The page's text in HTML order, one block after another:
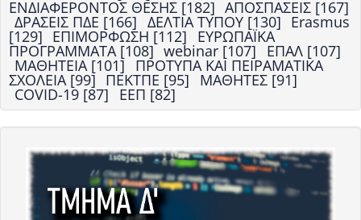
ΕΝΔΙΑΦΕΡΟΝΤΟΣ ΘΕΣΗΣ [182] ΑΠΟΣΠΑΣΕΙΣ [167]
ΔΡΑΣΕΙΣ ΠΔΕ [166] ΔΕΛΤΙΑ ΤΥΠΟΥ [130] Erasmus
[129] ΕΠΙΜΟΡΦΩΣΗ [112] ΕΥΡΩΠΑΪΚΑ
ΠΡΟΓΡΑΜΜΑΤΑ [108] webinar [107] ΕΠΑΛ [107]
ΜΑΘΗΤΕΙΑ [101] ΠΡΟΤΥΠΑ ΚΑΙ ΠΕΙΡΑΜΑΤΙΚΑ
ΣΧΟΛΕΙΑ [99] ΠΕΚΤΠΕ [95] ΜΑΘΗΤΕΣ [91]
COVID-19 [87] ΕΕΠ [82]